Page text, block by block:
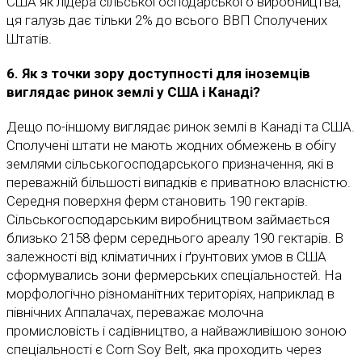
ця галузь дає тільки 2% до всього ВВП Сполучених
Штатів.
6. Як з точки зору доступності для іноземців
виглядає ринок землі у США і Канаді?
Дещо по-іншому виглядає ринок землі в Канаді та США.
Сполучені штати не мають жодних обмежень в обігу
землями сільськогосподарського призначення, які в
переважній більшості випадків є приватною власністю.
Середня поверхня ферм становить 190 гектарів.
Сільськогосподарським виробництвом займається
близько 2158 ферм середнього ареалу 190 гектарів. В
залежності від кліматичних і ґрунтових умов в США
сформувались зони фермерських спеціальностей. На
морфологічно різноманітних територіях, наприклад в
північних Аппалачах, переважає молочна
промисловість і садівництво, а найважливішою зоною
спеціальності є Corn Soy Belt, яка проходить через